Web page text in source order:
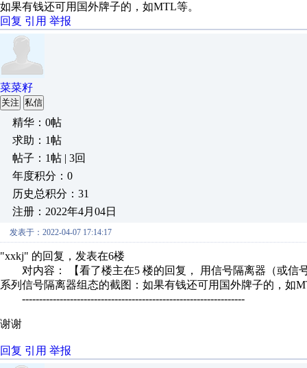
如果有钱还可用国外牌子的，如MTL等。
回复 引用 举报
菜菜籽
关注 私信
精华：0帖
求助：1帖
帖子：1帖 | 3回
年度积分：0
历史总积分：31
注册：2022年4月04日
发表于：2022-04-07 17:14:17
"xxkj" 的回复，发表在6楼
对内容： 【看了楼主在5 楼的回复， 用信号隔离器（或信
系列信号隔离器组态的截图：如果有钱还可用国外牌子的，如
-----------------------------------------------------------------
谢谢
回复 引用 举报